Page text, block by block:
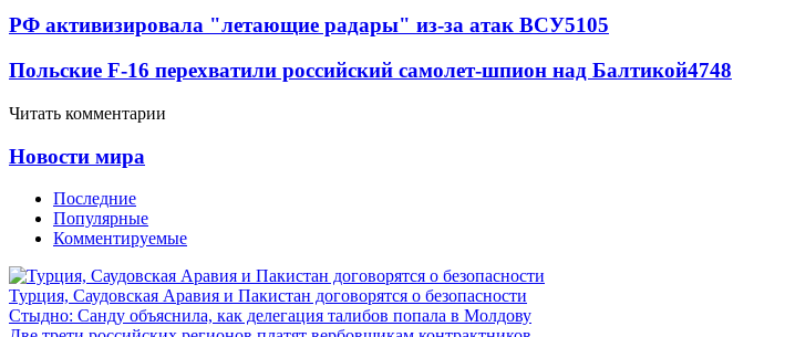
РФ активизировала "летающие радары" из-за атак ВСУ5105
Польские F-16 перехватили российский самолет-шпион над Балтикой4748
Читать комментарии
Новости мира
Последние
Популярные
Комментируемые
Турция, Саудовская Аравия и Пакистан договорятся о безопасности
Стыдно: Санду объяснила, как делегация талибов попала в Молдову